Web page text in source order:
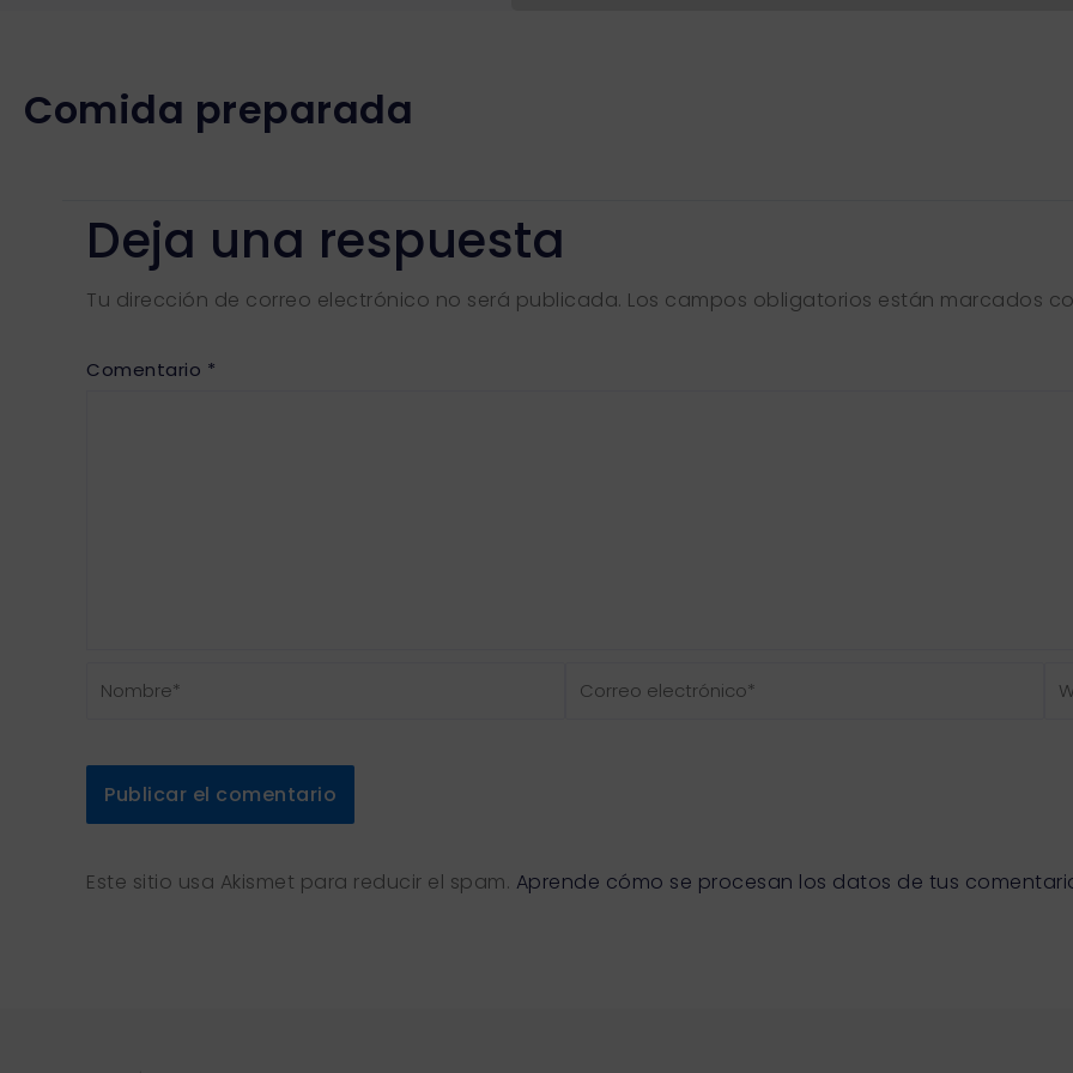
Comida preparada
Deja una respuesta
Tu dirección de correo electrónico no será publicada. Los campos obligatorios están marcados
Comentario *
Nombre*
Correo
Este sitio usa Akismet para reducir el spam. Aprende cómo se procesan los datos de tus